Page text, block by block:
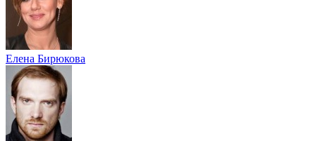
Елена Бирюкова